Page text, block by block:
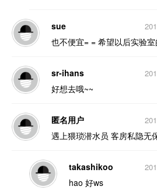
sue
也不便宜= = 希望以后实验室
sr-ihans
好想去哦~~
匿名用户
遇上猥琐潜水员 客房私隐无
takashikoo
hao 好ws